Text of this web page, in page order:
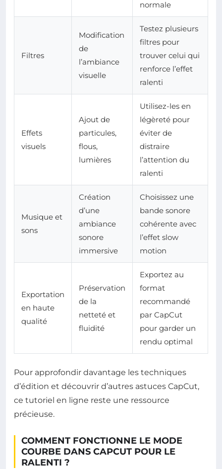
normale
Filtres
Modification
de
l’ambiance
visuelle
Testez plusieurs
filtres pour
trouver celui qui
renforce l’effet
ralenti
Effets
visuels
Ajout de
particules,
flous,
lumières
Utilisez-les en
légèreté pour
éviter de
distraire
l’attention du
ralenti
Musique et
sons
Création
d’une
ambiance
sonore
immersive
Choisissez une
bande sonore
cohérente avec
l’effet slow
motion
Exportation
en haute
qualité
Préservation
de la
netteté et
fluidité
Exportez au
format
recommandé
par CapCut
pour garder un
rendu optimal
Pour approfondir davantage les techniques
d’édition et découvrir d’autres astuces CapCut,
ce tutoriel en ligne reste une ressource
précieuse.
COMMENT FONCTIONNE LE MODE
COURBE DANS CAPCUT POUR LE
RALENTI ?